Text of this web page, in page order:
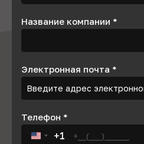
Название компании *
Электронная почта *
Телефон *
United States +1
+1